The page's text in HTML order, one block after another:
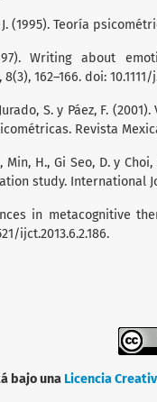
(1995). Teoría
Writing about
162–166. doi:
S. y Páez, F.
Revista
Min, H., Gi Seo, D. y
study. International
in metacognitive
ijct.2013.6.2.186.
bajo una Licencia